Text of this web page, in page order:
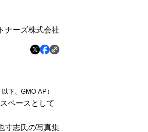
ナーズ株式会社
下、GMO-AP）
ペースとして
寸志氏の写真集